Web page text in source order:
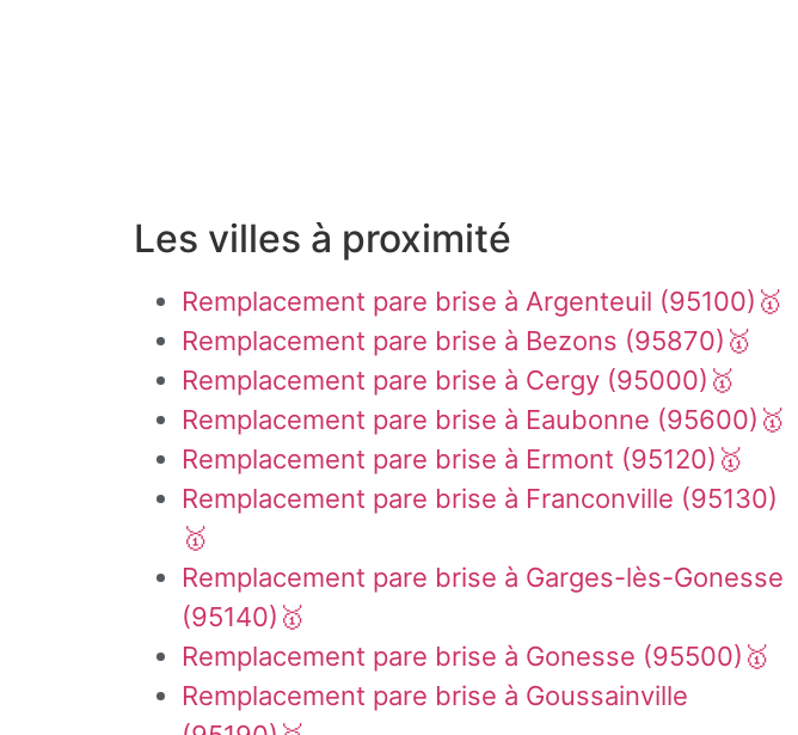
Les villes à proximité
Remplacement pare brise à Argenteuil (95100)🥇
Remplacement pare brise à Bezons (95870)🥇
Remplacement pare brise à Cergy (95000)🥇
Remplacement pare brise à Eaubonne (95600)🥇
Remplacement pare brise à Ermont (95120)🥇
Remplacement pare brise à Franconville (95130)
🥇
Remplacement pare brise à Garges-lès-Gonesse
(95140)🥇
Remplacement pare brise à Gonesse (95500)🥇
Remplacement pare brise à Goussainville